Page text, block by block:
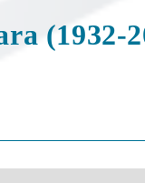
(1932-